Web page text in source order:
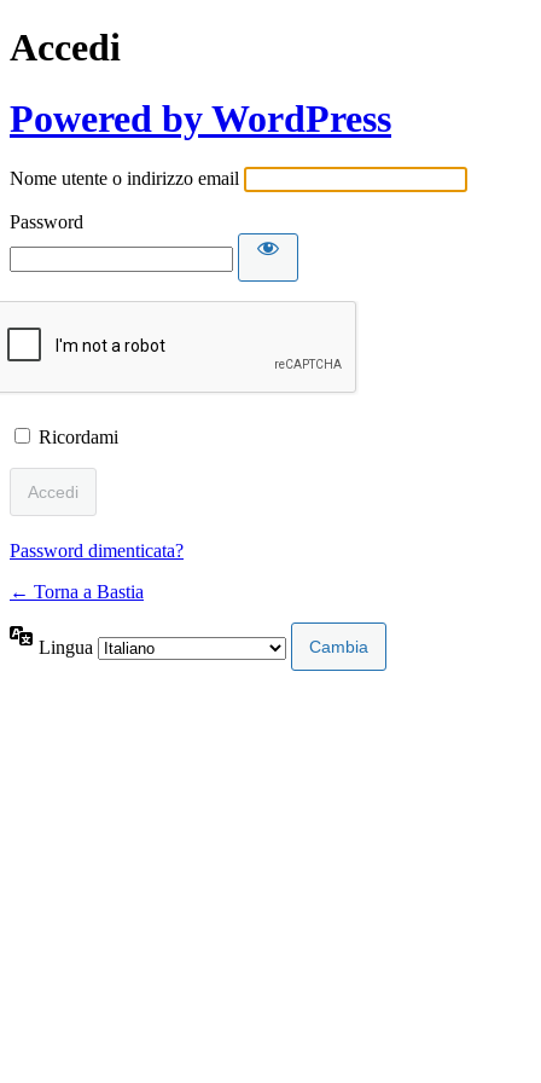
Accedi
Powered by WordPress
Nome utente o indirizzo email
Password
Ricordami
Password dimenticata?
← Torna a Bastia
Lingua